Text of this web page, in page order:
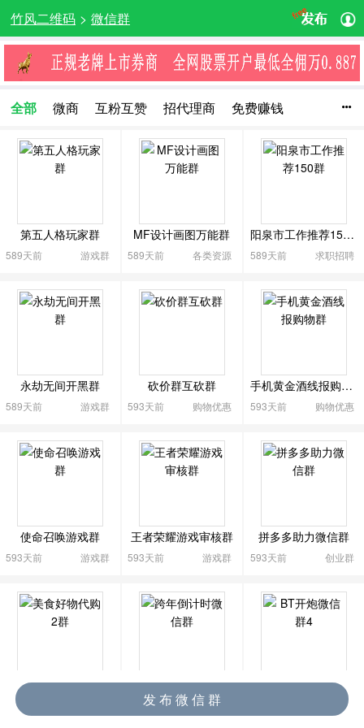
竹风二维码 > 微信群
全部 微商 互粉互赞 招代理商
免费赚钱
创业群
代理品牌 技术开发 营销推广
萌宠
购物
汽车
网红直播
物品转让 驴友群 车友群
吃喝玩乐
文化交流
影视娱乐 爱音乐 动漫卡通
生活服务
艺术及收藏
棋牌娱乐 兴趣爱好
股票交流群

第五人格玩家群
589天前 游戏群
MF设计画图万能群
589天前 各类资源
阳泉市工作推荐150群
589天前 求职招聘
永劫无间开黑群
589天前 游戏群
砍价群互砍群
593天前 购物优惠
手机黄金酒线报购物群
593天前 购物优惠
使命召唤游戏群
593天前 游戏群
王者荣耀游戏审核群
593天前 游戏群
拼多多助力微信群
593天前 创业群
美食好物代购2群
593天前
跨年倒计时微信群
593天前 粉丝互动
BT开炮微信群4
游戏群
发 布 微 信 群